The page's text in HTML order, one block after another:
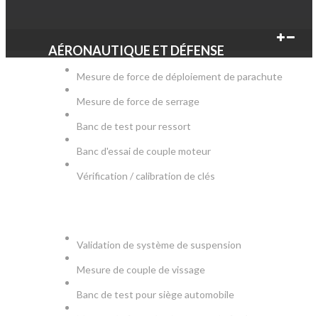
AÉRONAUTIQUE ET DÉFENSE
Mesure de force de déploiement de parachute
Mesure de force de serrage
Banc de test pour ressort
Banc d'essai de couple moteur
Vérification / calibration de clés
Validation de système de suspension
Mesure de couple de vissage
Banc de test pour siège automobile